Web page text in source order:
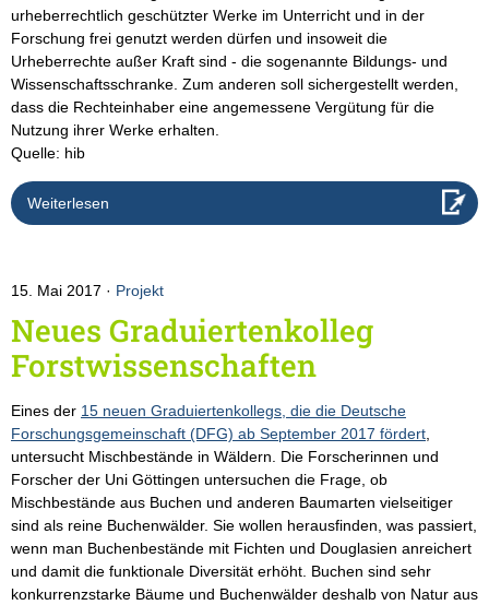
urheberrechtlich geschützter Werke im Unterricht und in der
Forschung frei genutzt werden dürfen und insoweit die
Urheberrechte außer Kraft sind - die sogenannte Bildungs- und
Wissenschaftsschranke. Zum anderen soll sichergestellt werden,
dass die Rechteinhaber eine angemessene Vergütung für die
Nutzung ihrer Werke erhalten.
Quelle: hib
Weiterlesen
15. Mai 2017 Projekt
Neues Graduiertenkolleg
Forstwissenschaften
Eines der 15 neuen Graduiertenkollegs, die die Deutsche
Forschungsgemeinschaft (DFG) ab September 2017 fördert
untersucht Mischbestände in Wäldern. Die Forscherinnen und
Forscher der Uni Göttingen untersuchen die Frage, ob
Mischbestände aus Buchen und anderen Baumarten vielseitiger
sind als reine Buchenwälder. Sie wollen herausfinden, was passiert,
wenn man Buchenbestände mit Fichten und Douglasien anreichert
und damit die funktionale Diversität erhöht. Buchen sind sehr
konkurrenzstarke Bäume und Buchenwälder deshalb von Natur aus